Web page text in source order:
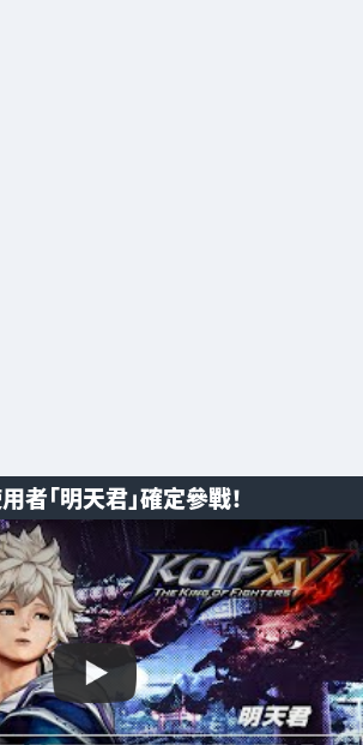
者「明天君」確定參戰！